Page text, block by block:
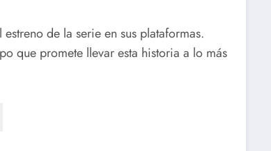
de la serie en sus plataformas.
que promete llevar esta historia a lo más